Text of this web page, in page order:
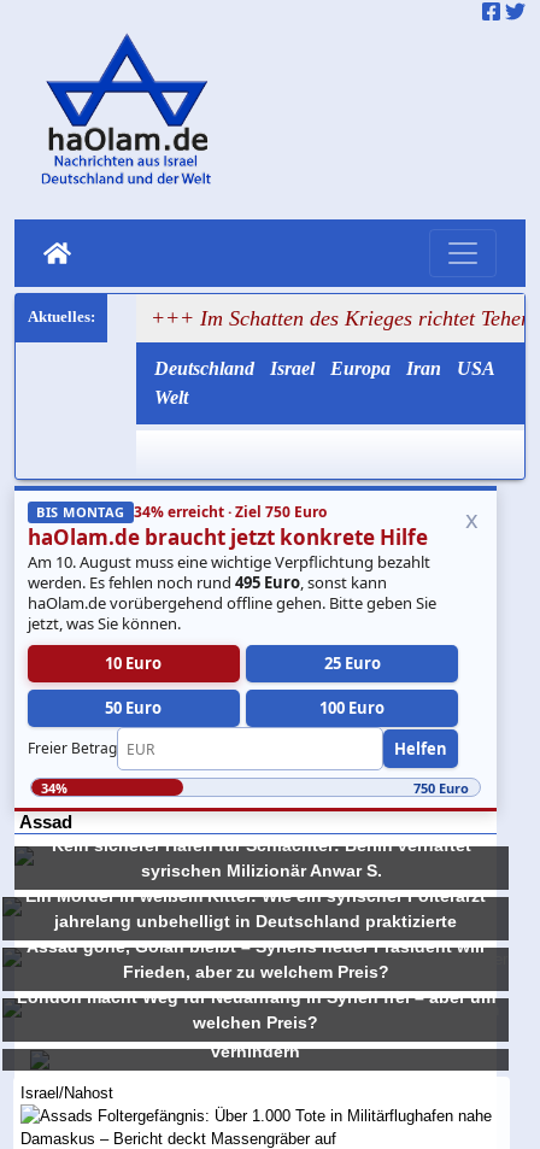
+++ Im Schatten des Krieges richtet Teheran weiter
Deutschland Israel Europa Iran
USA
Welt
BIS MONTAG 34% erreicht · Ziel 750 Euro
haOlam.de braucht jetzt konkrete Hilfe
Am 10. August muss eine wichtige Verpflichtung bezahlt
werden. Es fehlen noch rund495 Euro, sonst kann
haOlam.de vorübergehend offline gehen. Bitte geben Sie
jetzt, was Sie können.
10 Euro
25 Euro
50 Euro 100 Euro
Freier Betrag Helfen
x
34% 750 Euro
Assad
Kein sicherer Hafen für Schlächter: Berlin verhaftet
syrischen Milizionär Anwar S.
Ein Mörder in weißem Kittel: Wie ein syrischer Folterarzt
jahrelang unbehelligt in Deutschland praktizierte
Assad gone, Golan bleibt – Syriens neuer Präsident will
Frieden, aber zu welchem Preis?
London macht Weg für Neuanfang in Syrien frei – aber um
welchen Preis?
IDF in Syrien operiert, um türkische Übernahme zu
verhindern
Israel/Nahost